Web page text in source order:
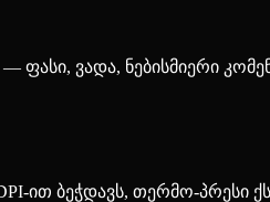
— ფასი, ვადა, ნებისმიერი
ით ბეჭდავს, თერმო-პრესი